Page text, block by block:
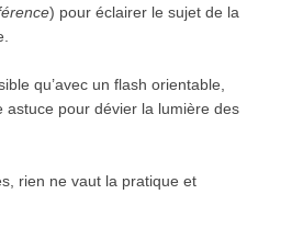
) pour éclairer le sujet de la
qu’avec un flash orientable,
astuce pour dévier la lumière des
rien ne vaut la pratique et